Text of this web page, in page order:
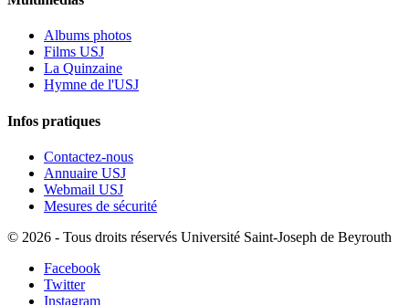
Albums photos
Films USJ
La Quinzaine
Hymne de l'USJ
Infos pratiques
Contactez-nous
Annuaire USJ
Webmail USJ
Mesures de sécurité
© 2026 - Tous droits réservés Université Saint-Joseph de Beyrouth
Facebook
Twitter
Instagram